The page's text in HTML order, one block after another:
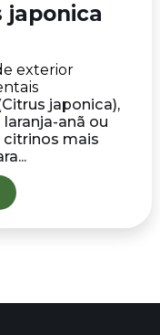
japonica
exterior
japonica),
anã ou
citrinos mais